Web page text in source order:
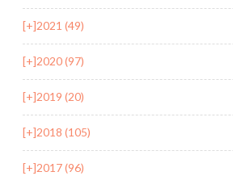
[+]2021 (49)
[+]2020 (97)
[+]2019 (20)
[+]2018 (105)
[+]2017 (96)